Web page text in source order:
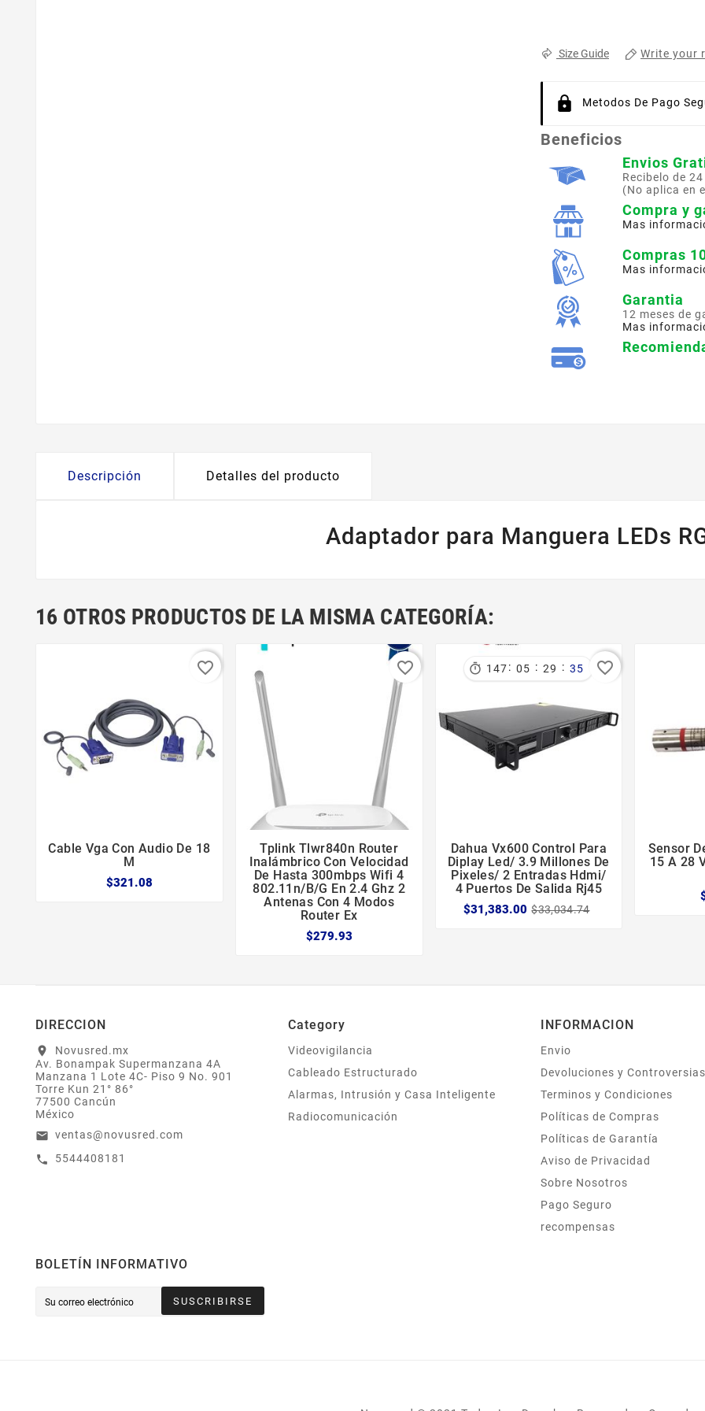
Size Guide Write your
Metodos De Pago
Beneficios
Envios
Recibelo de
(No aplica en
Compra y
Mas
Compras
Mas
Garantia
12 meses de
Mas
Descripción Detalles del producto
Adaptador para Manguera LEDs
16 OTROS PRODUCTOS DE LA MISMA CATEGORÍA:
 
Cable Vga Con Audio De 18
M
$321.08
favorite_border
  
Tplink Tlwr840n Router
Inalámbrico Con Velocidad
De Hasta 300mbps Wifi 4
802.11n/b/g En 2.4 Ghz 2
Antenas Con 4 Modos
Router Ex
$279.93
favorite_border  147: 05 : 29 : 35
  
Dahua Vx600 Control Para
Diplay Led/ 3.9 Millones De
Pixeles/ 2 Entradas Hdmi/
4 Puertos De Salida Rj45
$31,383.00 $33,034.74
favorite_border

Sensor
15 A 28
DIRECCION
location_on
Novusred.mx
Av. Bonampak Supermanzana 4A
Manzana 1 Lote 4C- Piso 9 No. 901
Torre Kun 21° 86°
77500 Cancún
México
email ventas@novusred.com
call 5544408181
Category
Videovigilancia
Cableado Estructurado
Alarmas, Intrusión y Casa Inteligente
Radiocomunicación
INFORMACION
Envio
Devoluciones y Controversias
Terminos y Condiciones
Políticas de Compras
Políticas de Garantía
Aviso de Privacidad
Sobre Nosotros
Pago Seguro
recompensas
BOLETÍN INFORMATIVO
SUSCRIBIRSE